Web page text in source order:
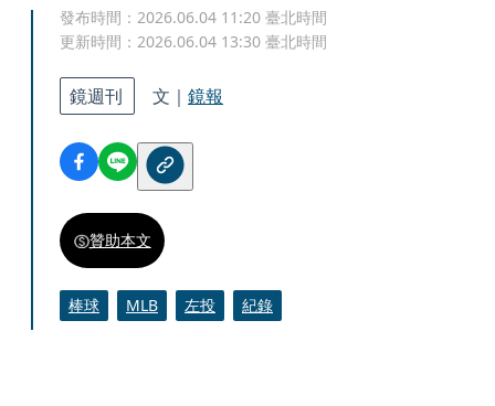
發布時間： 2026.06.04 11:20 臺北時間
更新時間： 2026.06.04 13:30 臺北時間
鏡週刊 文｜ 鏡報
贊助本文
棒球 MLB 左投 紀錄